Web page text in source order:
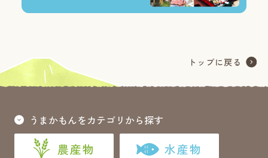
うまかもんをカテゴリから探す
農産物 水産物